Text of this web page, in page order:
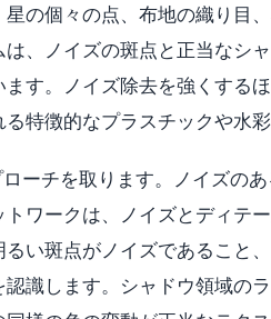
の個々の点、布地の織り目
、ノイズの斑点と正当なシ
す。ノイズ除去を強くする
特徴的なプラスチックや水
ーチを取ります。ノイズの
ワークは、ノイズとディテ
い斑点がノイズであること
識します。シャドウ領域の